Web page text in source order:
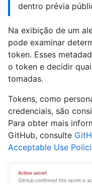
dentro prévia
Na exibição de um
pode examinar
token. Esses
o token e decidir
tomadas.
Tokens, como
credenciais, são
Para obter mais
GitHub, consulte
Acceptable Use